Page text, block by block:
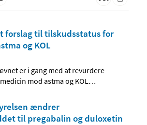
forslag til tilskudsstatus for
og KOL
er i gang med at revurdere
mod astma og KOL…
ændrer
til pregabalin og duloxetin